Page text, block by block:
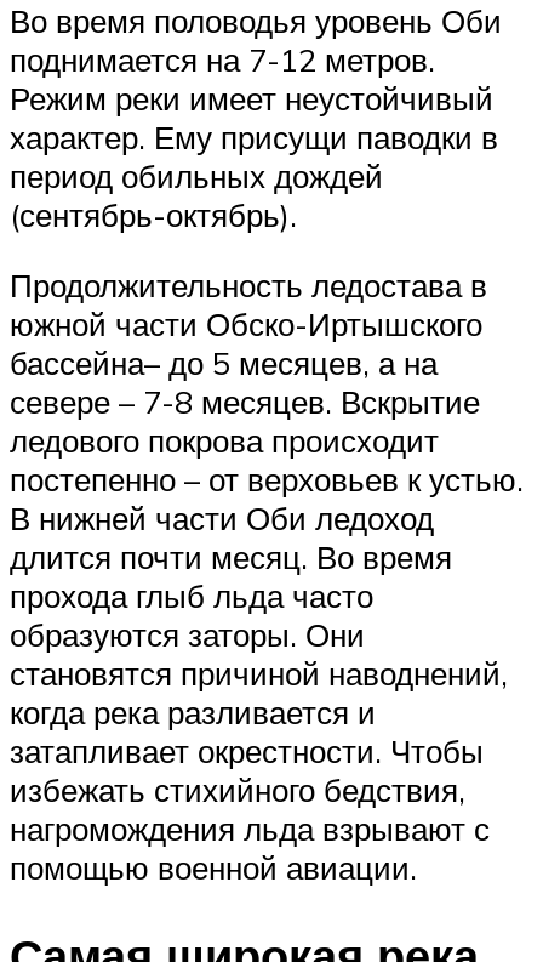
Во время половодья уровень Оби
поднимается на 7-12 метров.
Режим реки имеет неустойчивый
характер. Ему присущи паводки в
период обильных дождей
(сентябрь-октябрь).
Продолжительность ледостава в
южной части Обско-Иртышского
бассейна– до 5 месяцев, а на
севере – 7-8 месяцев. Вскрытие
ледового покрова происходит
постепенно – от верховьев к устью.
В нижней части Оби ледоход
длится почти месяц. Во время
прохода глыб льда часто
образуются заторы. Они
становятся причиной наводнений,
когда река разливается и
затапливает окрестности. Чтобы
избежать стихийного бедствия,
нагромождения льда взрывают с
помощью военной авиации.